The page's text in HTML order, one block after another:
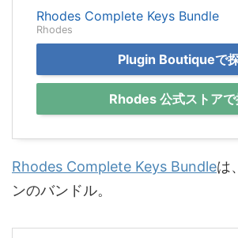
Rhodes Complete Keys Bundle
Rhodes
Plugin Boutiqueで
Rhodes 公式ストア
Rhodes Complete Keys Bundleは
ンのバンドル。